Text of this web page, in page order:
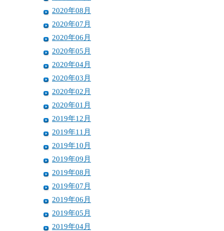
2020年08月
2020年07月
2020年06月
2020年05月
2020年04月
2020年03月
2020年02月
2020年01月
2019年12月
2019年11月
2019年10月
2019年09月
2019年08月
2019年07月
2019年06月
2019年05月
2019年04月